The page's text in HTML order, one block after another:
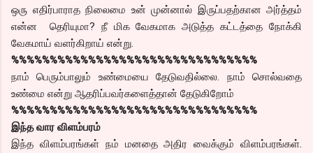
ஒரு எதிர்பாராத நிலைமை உன் முன்னால் இருப்பதற்கான அர்த்தம்
என்ன தெரியுமா? நீ மிக வேகமாக அடுத்த கட்டத்தை நோக்கி
வேகமாய் வளர்கிறாய் என்று.
%%%%%%%%%%%%%%%%%%%%%%%%%%%%%%%%
நாம் பெரும்பாலும் உண்மையை தேடுவதில்லை. நாம் சொல்வதை
உண்மை என்று ஆதரிப்பவர்களைத்தான் தேடுகிறோம்
%%%%%%%%%%%%%%%%%%%%%%%%%%%%%%%%
இந்த வார விளம்பரம்
இந்த விளம்பரங்கள் நம் மனதை அதிர வைக்கும் விளம்பரங்கள்.